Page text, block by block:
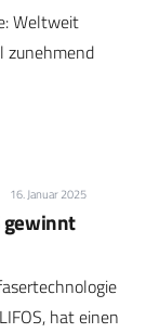
Weltweit
zunehmend
16. Januar 2025
gewinnt
hat einen